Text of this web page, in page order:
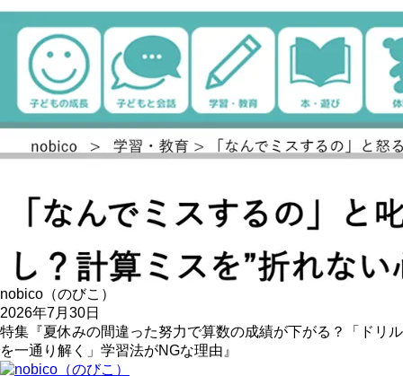
nobico（のびこ）
2026年7月30日
特集『夏休みの間違った努力で算数の成績が下がる？「ドリル
を一通り解く」学習法がNGな理由』